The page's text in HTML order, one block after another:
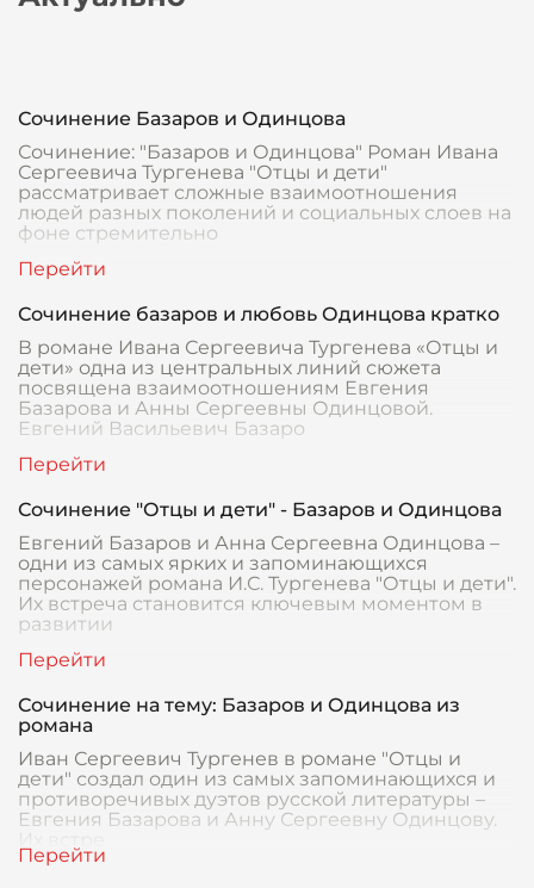
Сочинение Базаров и Одинцова
Сочинение: "Базаров и Одинцова" Роман Ивана
Сергеевича Тургенева "Отцы и дети"
рассматривает сложные взаимоотношения
людей разных поколений и социальных слоев на
фоне стремительно
Сочинение базаров и любовь Одинцова кратко
В романе Ивана Сергеевича Тургенева «Отцы и
дети» одна из центральных линий сюжета
посвящена взаимоотношениям Евгения
Базарова и Анны Сергеевны Одинцовой.
Евгений Васильевич Базаро
Сочинение "Отцы и дети" - Базаров и Одинцова
Евгений Базаров и Анна Сергеевна Одинцова –
одни из самых ярких и запоминающихся
персонажей романа И.С. Тургенева "Отцы и дети".
Их встреча становится ключевым моментом в
развитии
Сочинение на тему: Базаров и Одинцова из
романа
Иван Сергеевич Тургенев в романе "Отцы и
дети" создал один из самых запоминающихся и
противоречивых дуэтов русской литературы –
Евгения Базарова и Анну Сергеевну Одинцову.
Их встре